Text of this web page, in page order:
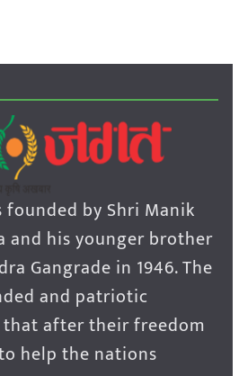
founded by Shri Manik
and his younger brother
Gangrade in 1946. The
and patriotic
after their freedom
help the nations